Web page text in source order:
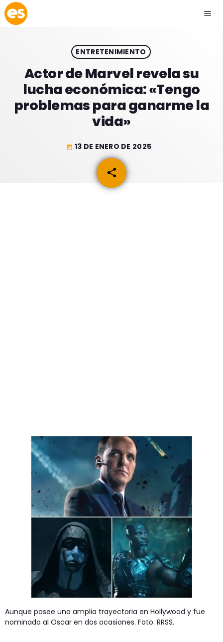
menu
play_arrow EMISIÓN LA PAZ
play_arrow EMISIÓN COCHABAMBA
ESLATINO NEWS
ENTRETENIMIENTO
Actor de Marvel revela su
lucha económica: «Tengo
problemas para ganarme la
vida»
today 13 DE ENERO DE 2025
share
email
Aunque posee una amplia trayectoria en Hollywood y fue
nominado al Oscar en dos ocasiones. Foto: RRSS.